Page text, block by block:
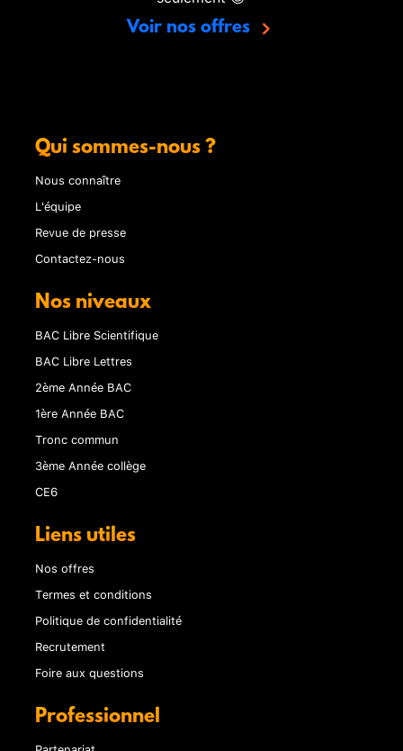
Voir nos offres
Qui sommes-nous ?
Nous connaître
L'équipe
Revue de presse
Contactez-nous
Nos niveaux
BAC Libre Scientifique
BAC Libre Lettres
2ème Année BAC
1ère Année BAC
Tronc commun
3ème Année collège
CE6
Liens utiles
Nos offres
Termes et conditions
Politique de confidentialité
Recrutement
Foire aux questions
Professionnel